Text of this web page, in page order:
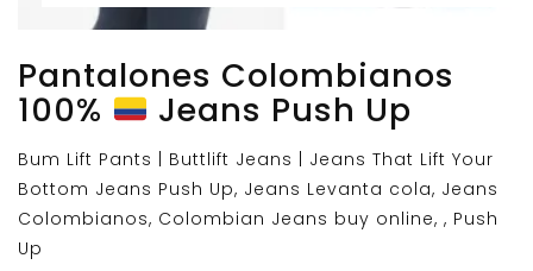
Pantalones Colombianos
100% Jeans Push Up
Bum Lift Pants | Buttlift Jeans | Jeans That Lift Your
Bottom Jeans Push Up, Jeans Levanta cola, Jeans
Colombianos, Colombian Jeans buy online, , Push
Up